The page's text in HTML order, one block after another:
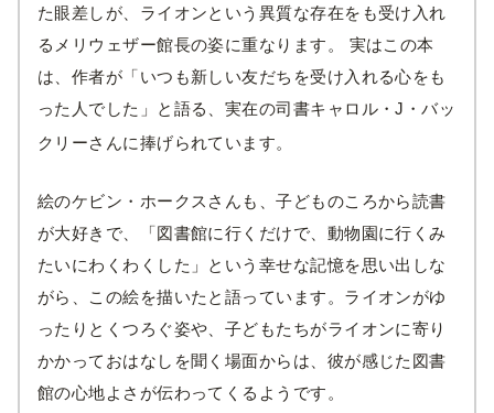
た眼差しが、ライオンという異質な存在をも受け入れ
るメリウェザー館長の姿に重なります。 実はこの本
は、作者が「いつも新しい友だちを受け入れる心をも
った人でした」と語る、実在の司書キャロル・J・バッ
クリーさんに捧げられています。
絵のケビン・ホークスさんも、子どものころから読書
が大好きで、「図書館に行くだけで、動物園に行くみ
たいにわくわくした」という幸せな記憶を思い出しな
がら、この絵を描いたと語っています。ライオンがゆ
ったりとくつろぐ姿や、子どもたちがライオンに寄り
かかっておはなしを聞く場面からは、彼が感じた図書
館の心地よさが伝わってくるようです。